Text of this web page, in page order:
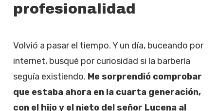
profesionalidad
Volvió a pasar el tiempo. Y un día, buceando por
internet, busqué por curiosidad si la barbería
seguía existiendo. Me sorprendió comprobar
que estaba ahora en la cuarta generación,
con el hijo y el nieto del señor Lucena al